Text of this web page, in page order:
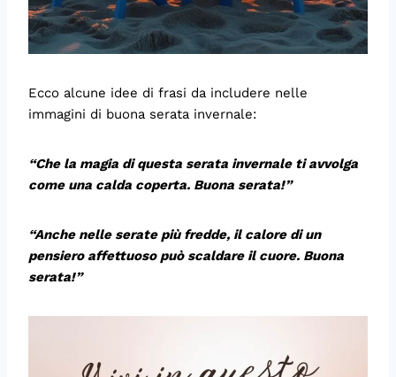
Ecco alcune idee di frasi da includere nelle
immagini di buona serata invernale:
“Che la magia di questa serata invernale ti avvolga
come una calda coperta. Buona serata!”
“Anche nelle serate più fredde, il calore di un
pensiero affettuoso può scaldare il cuore. Buona
serata!”